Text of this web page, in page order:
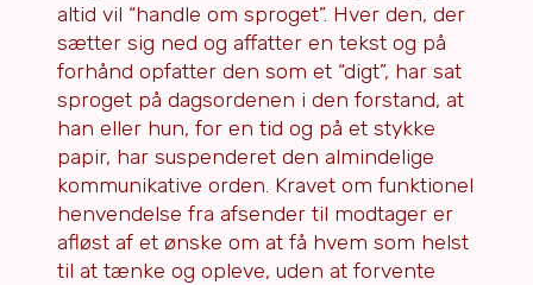
altid vil “handle om sproget”. Hver den, der
sætter sig ned og affatter en tekst og på
forhånd opfatter den som et “digt”, har sat
sproget på dagsordenen i den forstand, at
han eller hun, for en tid og på et stykke
papir, har suspenderet den almindelige
kommunikative orden. Kravet om funktionel
henvendelse fra afsender til modtager er
afløst af et ønske om at få hvem som helst
til at tænke og opleve, uden at forvente